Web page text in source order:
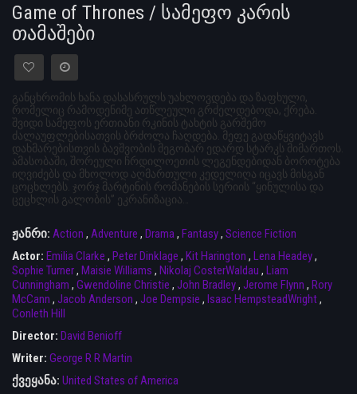
Game of Thrones / სამეფო კარის
თამაშები
განცხრომის ხანა დასასრულს უახლოვდება და ზაფხული,
რომელიც რამოდენიმე ათწლეული გრძელდებოდა, ქრება.
შვიდი სამეფოს ერთიანი რკინის ტახტის გარშემო
ძალაუფლებისათვის ბრძოლა ჩაღდება. მეფე გადაწყვიტავს
დახმარებისთვის ბავშვობის მეგობარ ედარდ სტარკს მიმართოს.
ამასობაში, შორეული ჩრდილოეთის ლეგენდებიდან ბოროტება
იღვიძებს და მხოლოდ აღმართული კედელიღა იცავს მისგან
ცოცხლებს. ჯორჯ მარტინის რომანების სერიის “ყინულისა და
ცეცხლის გალობის” ეკრანიზაცია…
ჟანრი: Action , Adventure , Drama, Fantasy, Science Fiction
Actor: Emilia Clarke , Peter Dinklage , Kit Harington , Lena Headey,
Sophie Turner, Maisie Williams , Nikolaj CosterWaldau , Liam
Cunningham , Gwendoline Christie , John Bradley, Jerome Flynn , Rory
McCann , Jacob Anderson , Joe Dempsie , Isaac HempsteadWright,
Conleth Hill
Director: David Benioff
Writer: George R R Martin
ქვეყანა: United States of America